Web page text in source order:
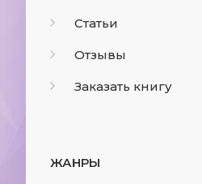
Статьи
Отзывы
Заказать книгу
ЖАНРЫ